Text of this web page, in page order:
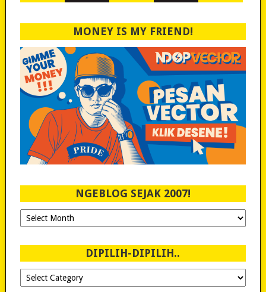
MONEY IS MY FRIEND!
NGEBLOG SEJAK 2007!
Ngeblog
Sejak
DIPILIH-DIPILIH..
Dipilih-
dipilih..